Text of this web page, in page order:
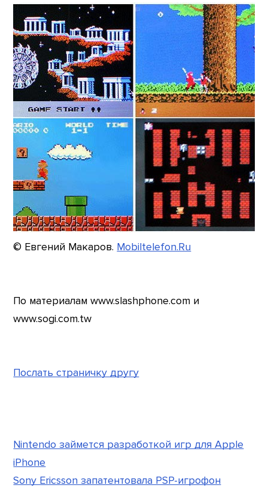
© Евгений Макаров. Mobiltelefon.Ru
По материалам www.slashphone.com и
www.sogi.com.tw
Послать страничку другу
Nintendo займется разработкой игр для Apple
iPhone
Sony Ericsson запатентовала PSP-игрофон